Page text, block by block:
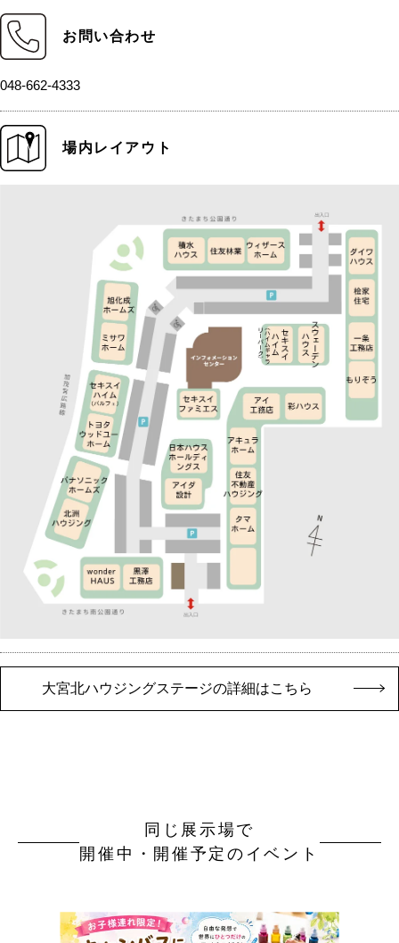
お問い合わせ
048-662-4333
場内レイアウト
大宮北ハウジングステージの詳細はこちら
同じ展示場で
開催中・開催予定のイベント